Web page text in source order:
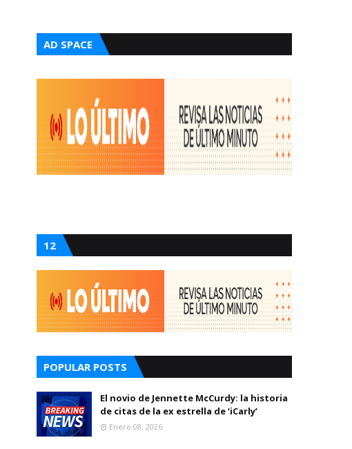
AD SPACE
12
POPULAR POSTS
El novio de Jennette McCurdy: la historia
de citas de la ex estrella de ‘iCarly’
Enero 08, 2026